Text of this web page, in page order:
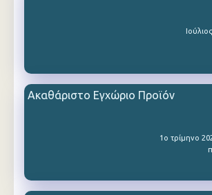
1ο τρίμηνο
Ακαθάριστο Εγχώριο Προϊόν